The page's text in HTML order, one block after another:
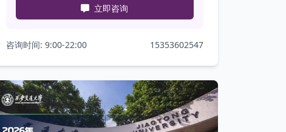
立即咨询
咨询时间: 9:00-22:00 15353602547